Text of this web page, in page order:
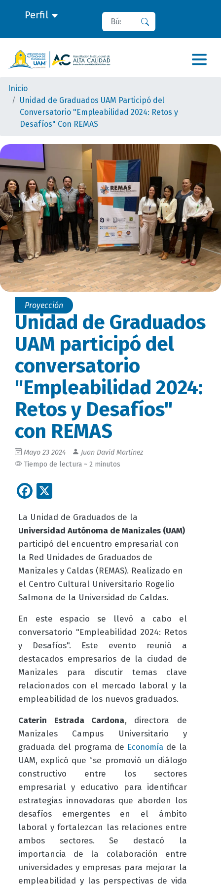
Perfil Buscar
Inicio
Unidad de Graduados UAM Participó del
Conversatorio "Empleabilidad 2024: Retos y
Desafíos" Con REMAS
Proyección
Unidad de Graduados
UAM participó del
conversatorio
"Empleabilidad 2024:
Retos y Desafíos"
con REMAS
Mayo 23 2024
Juan David Martinez
Tiempo de lectura ~ 2 minutos
Facebook
La Unidad de Graduados de la
Universidad Autónoma de Manizales (UAM)
participó del encuentro empresarial con
la Red Unidades de Graduados de
Manizales y Caldas (REMAS). Realizado en
el Centro Cultural Universitario Rogelio
Salmona de la Universidad de Caldas.
En este espacio se llevó a cabo el
conversatorio "Empleabilidad 2024: Retos
y Desafíos". Este evento reunió a
destacados empresarios de la ciudad de
Manizales para discutir temas clave
relacionados con el mercado laboral y la
empleabilidad de los nuevos graduados.
Caterin Estrada Cardona, directora de
Manizales Campus Universitario y
graduada del programa de Economía de la
UAM, explicó que “se promovió un diálogo
constructivo entre los sectores
empresarial y educativo para identificar
estrategias innovadoras que aborden los
desafíos emergentes en el ámbito
laboral y fortalezcan las relaciones entre
ambos sectores. Se destacó la
importancia de la colaboración entre
universidades y empresas para mejorar la
empleabilidad y las perspectivas de vida